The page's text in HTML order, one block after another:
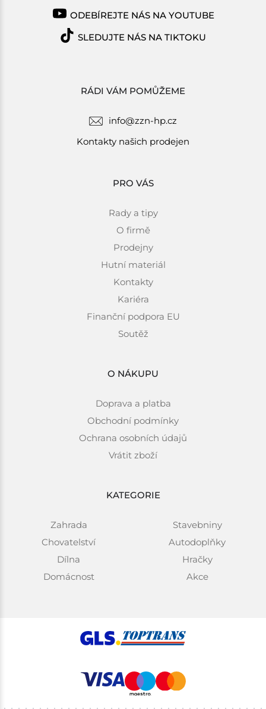
RÁDI VÁM POMŮŽEME
info@zzn-hp.cz
Kontakty našich prodejen
PRO VÁS
Rady a tipy
O firmě
Prodejny
Hutní materiál
Kontakty
Kariéra
Finanční podpora EU
Soutěž
O NÁKUPU
Doprava a platba
Obchodní podmínky
Ochrana osobních údajů
Vrátit zboží
KATEGORIE
Zahrada
Chovatelství
Dílna
Domácnost
Stavebniny
Autodoplňky
Hračky
Akce
ODEBÍREJTE NÁS NA YOUTUBE
SLEDUJTE NÁS NA TIKTOKU